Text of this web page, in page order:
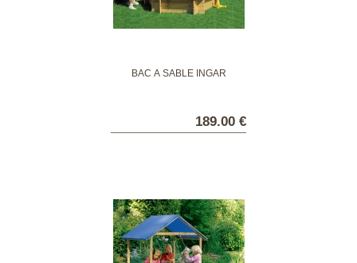
BAC À SABLE INGAR
189.00 €